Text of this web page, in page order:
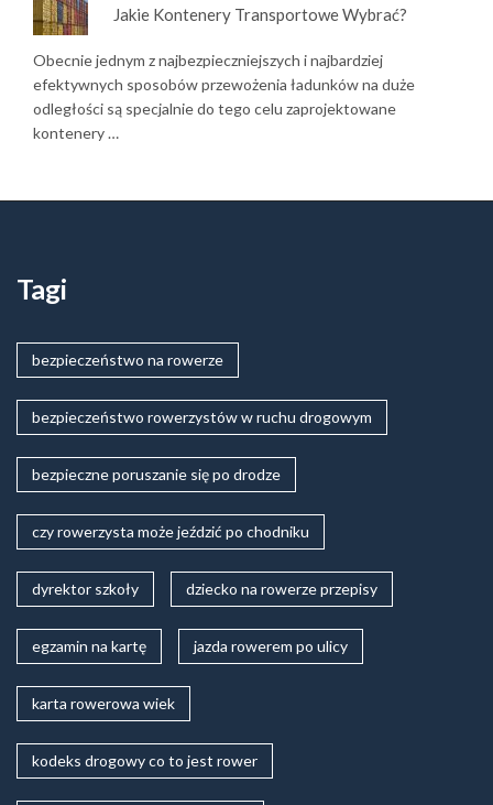
Jakie Kontenery Transportowe Wybrać?
Obecnie jednym z najbezpieczniejszych i najbardziej
efektywnych sposobów przewożenia ładunków na duże
odległości są specjalnie do tego celu zaprojektowane
kontenery …
Tagi
bezpieczeństwo na rowerze
bezpieczeństwo rowerzystów w ruchu drogowym
bezpieczne poruszanie się po drodze
czy rowerzysta może jeździć po chodniku
dyrektor szkoły dziecko na rowerze przepisy
egzamin na kartę jazda rowerem po ulicy
karta rowerowa wiek
kodeks drogowy co to jest rower